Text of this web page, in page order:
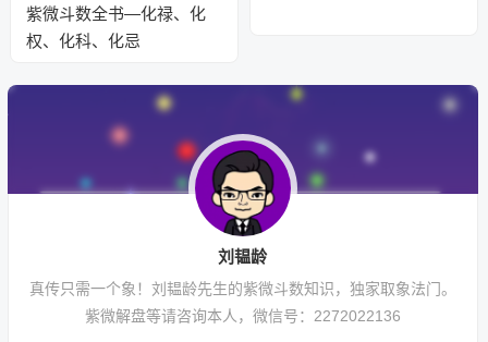
紫微斗数全书—化禄、化
权、化科、化忌
刘韫龄
真传只需一个象！刘韫龄先生的紫微斗数知识，独家取象法门。
紫微解盘等请咨询本人，微信号：2272022136